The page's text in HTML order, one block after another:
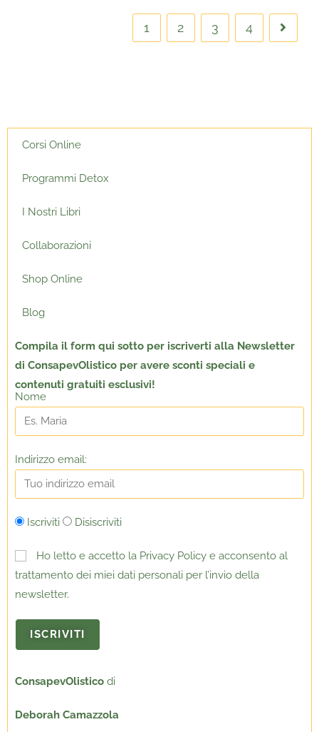
1 2 3 4
Corsi Online
Programmi Detox
I Nostri Libri
Collaborazioni
Shop Online
Blog
Compila il form qui sotto per iscriverti alla Newsletter
di ConsapevOlistico per avere sconti speciali e
contenuti gratuiti esclusivi!
Nome
Indirizzo email:
Iscriviti Disiscriviti
Ho letto e accetto la Privacy Policy e acconsento al
trattamento dei miei dati personali per l’invio della
newsletter.
ConsapevOlistico di
Deborah Camazzola